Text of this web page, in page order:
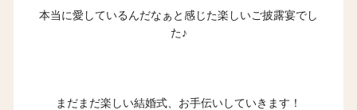
本当に愛しているんだなぁと感じた楽しいご披露宴でし
た♪
まだまだ楽しい結婚式、お手伝いしていきます！